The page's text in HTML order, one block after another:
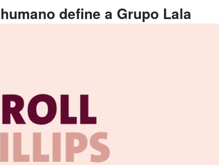
define a Grupo Lala